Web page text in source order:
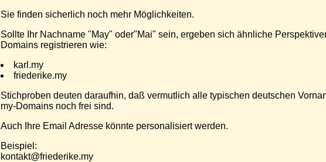
Sie finden sicherlich noch mehr Möglichkeiten.
Sollte Ihr Nachname "May" oder"Mai" sein, ergeben sich ähnliche
Domains registrieren wie:
karl.my
friederike.my
Stichproben deuten daraufhin, daß vermutlich alle typischen deutschen
my-Domains noch frei sind.
Auch Ihre Email Adresse könnte personalisiert werden.
Beispiel:
kontakt@friederike.my